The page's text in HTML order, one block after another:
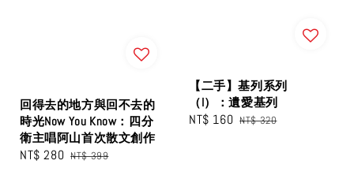
回得去的地方與回不去的
時光Now You Know：四分
衛主唱阿山首次散文創作
Sale
NT$ 280 Regular
NT$ 399
【二手】基列系列
（I）：遺愛基列
Sale
NT$ 160 Regular
NT$ 320